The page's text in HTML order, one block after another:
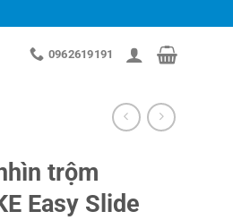
0962619191
trộm
Easy Slide